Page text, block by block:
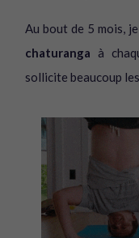
Au bout de 5 mois,
chaturanga à
sollicite beaucoup